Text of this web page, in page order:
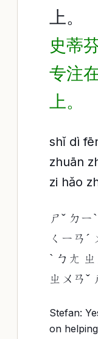
上。
史蒂
专注
上。
shǐ dì
zhuān
zi hǎo
ㄕˇ ㄉㄧ
ㄑㄧㄢˊ
ˋ ㄅㄤ
ㄓㄨㄢˇ
Stefan:
on